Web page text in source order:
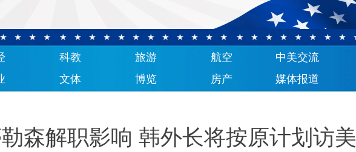
科教 旅游 航空 中美交流
文体 博览 房产 媒体报道
森解职影响 韩外长将按原计划访美